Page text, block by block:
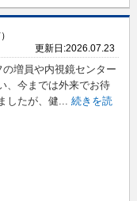
更新日:2026.07.23
増員や内視鏡センター
、今までは外来でお待
したが、健... 続きを読